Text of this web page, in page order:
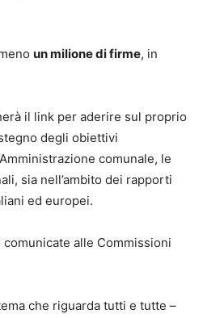
un milione di firme, in
il link per aderire sul proprio
degli obiettivi
comunale, le
sia nell’ambito dei rapporti
ed europei.
alle Commissioni
che riguarda tutti e tutte –